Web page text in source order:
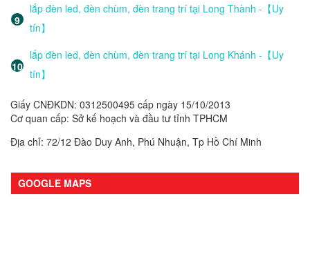
lắp đèn led, đèn chùm, đèn trang trí tại Long Thành -【Uy
tín】
lắp đèn led, đèn chùm, đèn trang trí tại Long Khánh -【Uy
tín】
Giấy CNĐKDN: 0312500495 cấp ngày 15/10/2013
Cơ quan cấp: Sở kế hoạch và đầu tư tỉnh TPHCM
Địa chỉ: 72/12 Đào Duy Anh, Phú Nhuận, Tp Hồ Chí Minh
GOOGLE MAPS